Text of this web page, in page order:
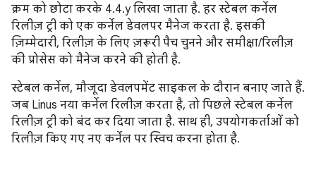
क्रम को छोटा करके 4.4.y लिखा जाता है. हर स्टेबल कर्नेल
रिलीज़ ट्री को एक कर्नेल डेवलपर मैनेज करता है. इसकी
ज़िम्मेदारी, रिलीज़ के लिए ज़रूरी पैच चुनने और समीक्षा/रिलीज़
की प्रोसेस को मैनेज करने की होती है.
स्टेबल कर्नेल, मौजूदा डेवलपमेंट साइकल के दौरान बनाए जाते हैं.
जब Linus नया कर्नेल रिलीज़ करता है, तो पिछले स्टेबल कर्नेल
रिलीज़ ट्री को बंद कर दिया जाता है. साथ ही, उपयोगकर्ताओं को
रिलीज़ किए गए नए कर्नेल पर स्विच करना होता है.